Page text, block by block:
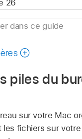
piles du
sur votre Mac
les fichiers sur votre